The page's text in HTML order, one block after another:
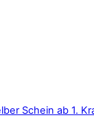
Schein ab 1.